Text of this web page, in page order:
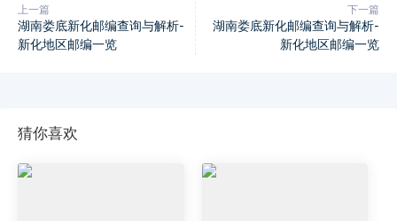
上一篇
湖南娄底新化邮编查询与解析-
新化地区邮编一览
下一篇
湖南娄底新化邮编查询与解析-
新化地区邮编一览
猜你喜欢